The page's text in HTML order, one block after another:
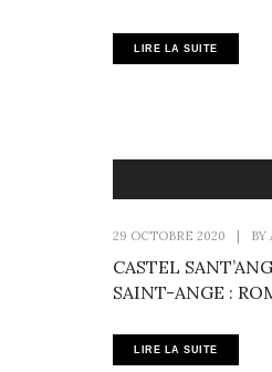
LIRE LA SUITE
29 OCTOBRE 2020 BY
CASTEL
SAINT-ANGE :
LIRE LA SUITE